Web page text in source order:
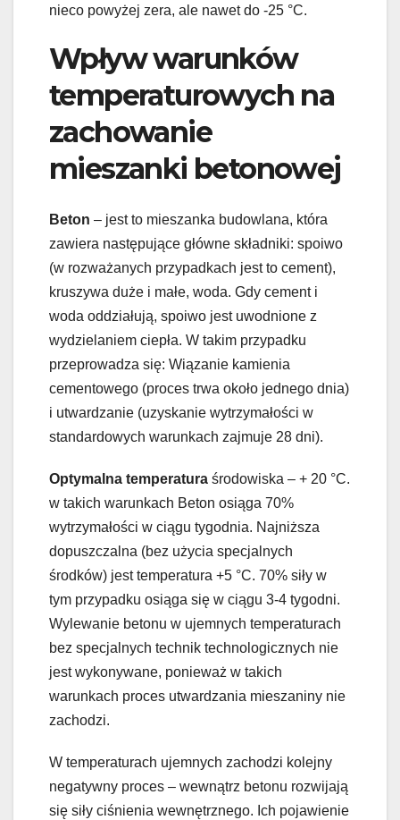
nieco powyżej zera, ale nawet do -25 °C.
Wpływ warunków
temperaturowych na
zachowanie
mieszanki betonowej
Beton – jest to mieszanka budowlana, która
zawiera następujące główne składniki: spoiwo
(w rozważanych przypadkach jest to cement),
kruszywa duże i małe, woda. Gdy cement i
woda oddziałują, spoiwo jest uwodnione z
wydzielaniem ciepła. W takim przypadku
przeprowadza się: Wiązanie kamienia
cementowego (proces trwa około jednego dnia)
i utwardzanie (uzyskanie wytrzymałości w
standardowych warunkach zajmuje 28 dni).
Optymalna temperatura środowiska – + 20 °C.
w takich warunkach Beton osiąga 70%
wytrzymałości w ciągu tygodnia. Najniższa
dopuszczalna (bez użycia specjalnych
środków) jest temperatura +5 °C. 70% siły w
tym przypadku osiąga się w ciągu 3-4 tygodni.
Wylewanie betonu w ujemnych temperaturach
bez specjalnych technik technologicznych nie
jest wykonywane, ponieważ w takich
warunkach proces utwardzania mieszaniny nie
zachodzi.
W temperaturach ujemnych zachodzi kolejny
negatywny proces – wewnątrz betonu rozwijają
się siły ciśnienia wewnętrznego. Ich pojawienie